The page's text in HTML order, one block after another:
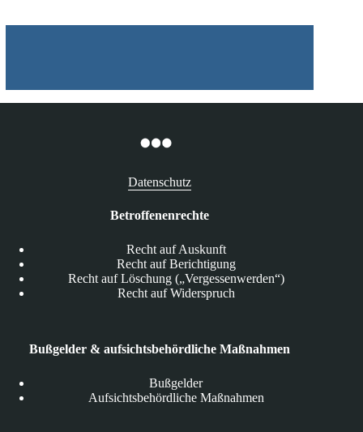
Datenschutz
Betroffenenrechte
Recht auf Auskunft
Recht auf Berichtigung
Recht auf Löschung („Vergessenwerden“)
Recht auf Widerspruch
Bußgelder & aufsichtsbehördliche Maßnahmen
Bußgelder
Aufsichtsbehördliche Maßnahmen